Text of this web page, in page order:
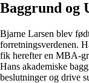
Baggrund og
Bjarne Larsen blev
forretningsverdenen.
fik herefter en MBA-
Hans akademiske
beslutninger og drive